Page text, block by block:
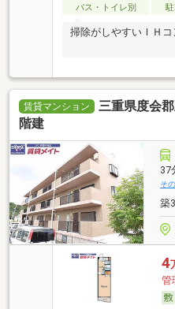
バス・トイレ別
掃除がしやすいＩＨコ
賃貸マンション
三重県度会
階建
37
そ
築
4
管